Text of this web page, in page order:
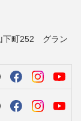
下町252 グラン